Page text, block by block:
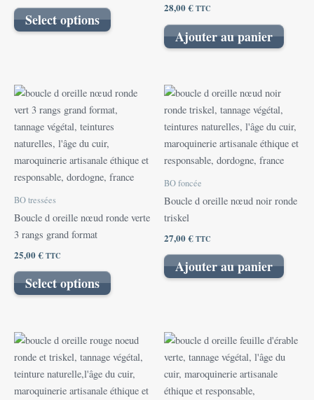
Select options
28,00€TTC
Ajouter au panier
BO tressées
Boucle d oreille nœud ronde verte
3 rangs grand format
25,00€TTC
Select options
BO foncée
Boucle d oreille nœud noir ronde
triskel
27,00€TTC
Ajouter au panier